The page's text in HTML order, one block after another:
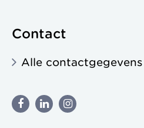
Contact
Alle contactgegevens